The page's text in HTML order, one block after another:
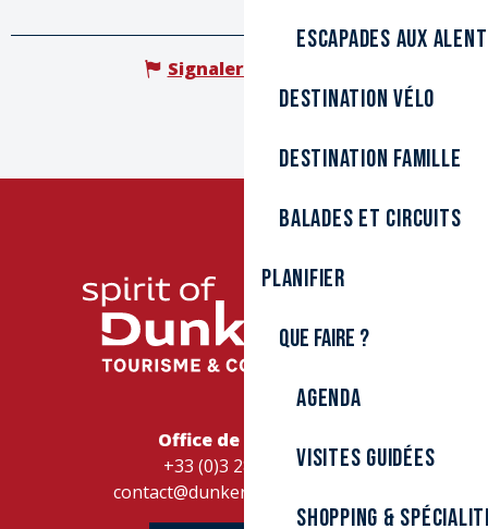
Escapades aux
Destination Vélo
Destination Famille
Balades et circuits
Planifier
Que faire ?
Agenda
Visites guidées
Shopping &
Signaler une erreur
Office de Tourisme
+33 (0)3 28 26 27 28
contact@dunkerque-tourisme.fr